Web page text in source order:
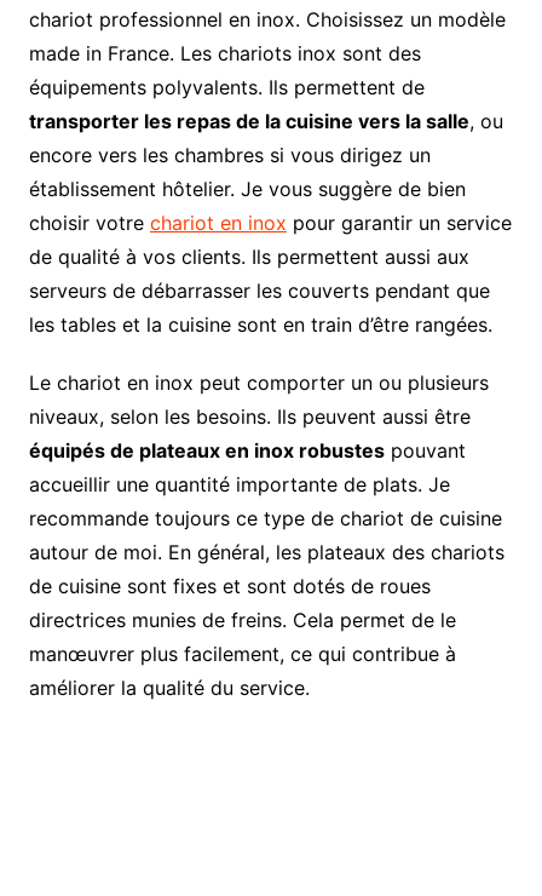
chariot professionnel en inox. Choisissez un modèle
made in France. Les chariots inox sont des
équipements polyvalents. Ils permettent de
transporter les repas de la cuisine vers la salle, ou
encore vers les chambres si vous dirigez un
établissement hôtelier. Je vous suggère de bien
choisir votre chariot en inox pour garantir un service
de qualité à vos clients. Ils permettent aussi aux
serveurs de débarrasser les couverts pendant que
les tables et la cuisine sont en train d’être rangées.
Le chariot en inox peut comporter un ou plusieurs
niveaux, selon les besoins. Ils peuvent aussi être
équipés de plateaux en inox robustespouvant
accueillir une quantité importante de plats. Je
recommande toujours ce type de chariot de cuisine
autour de moi. En général, les plateaux des chariots
de cuisine sont fixes et sont dotés de roues
directrices munies de freins. Cela permet de le
manœuvrer plus facilement, ce qui contribue à
améliorer la qualité du service.